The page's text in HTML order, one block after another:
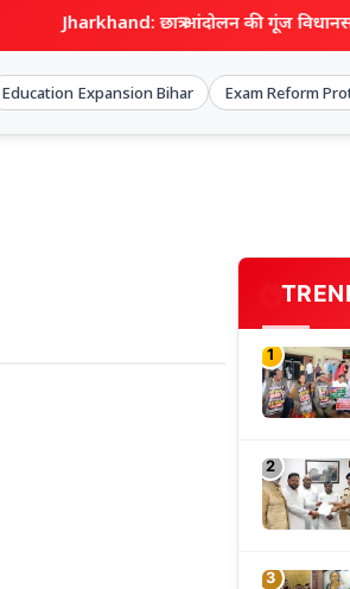
छात्र आंदोलन की गूंज विधानसभा तक
Education Expansion Bihar Exam Reform
1
2
3